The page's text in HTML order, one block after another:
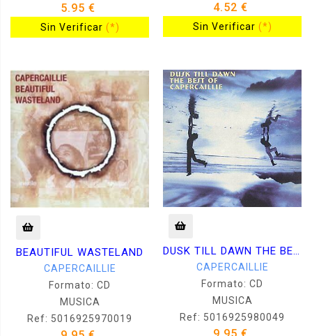
5.95 €
Sin Verificar (*)
4.52 €
Sin Verificar (*)
BEAUTIFUL WASTELAND
CAPERCAILLIE
Formato: CD
MUSICA
Ref: 5016925970019
CAPERCAILLIE
Formato: CD
MUSICA
Ref: 5016925980049
9.95 €